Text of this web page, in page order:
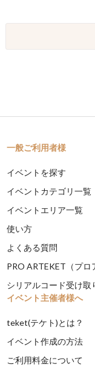
一般ご利用者様
イベントを探す
イベントカテゴリ一覧
イベントエリア一覧
使い方
よくある質問
PRO ARTEKET（プロ
シリアルコード受け取
イベント主催者様へ
teket(テケト)とは？
イベント作成の方法
ご利用料金について